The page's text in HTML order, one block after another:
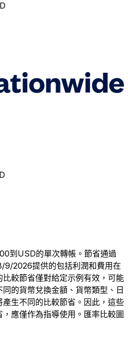
到USD的單次轉帳。節省通過
9/2026提供的包括利潤和費用在
較節省僅對給定示例有效，可能
的貨幣兌換金額、貨幣類型、日
生不同的比較節省。因此，這些
應僅作為指導使用。匯率比較圖